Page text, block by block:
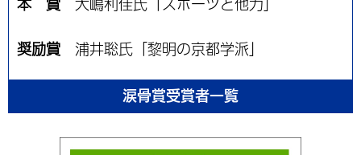
奨励賞 浦井聡氏「黎明の京都学派」
涙骨賞受賞者一覧